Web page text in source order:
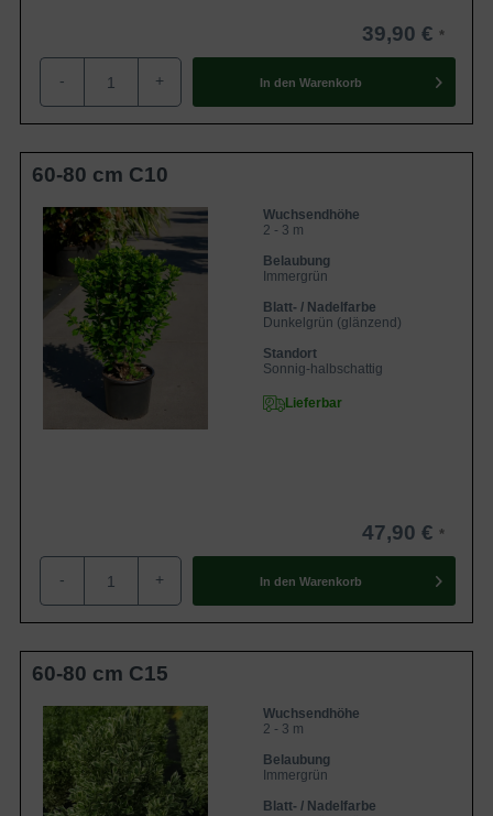
39,90 €
- + In den Warenkorb
60-80 cm C10
Wuchsendhöhe
2 - 3 m
Belaubung
Immergrün
Blatt- / Nadelfarbe
Dunkelgrün (glänzend)
Standort
Sonnig-halbschattig
Lieferbar
47,90 €
- + In den Warenkorb
60-80 cm C15
Wuchsendhöhe
2 - 3 m
Belaubung
Immergrün
Blatt- / Nadelfarbe